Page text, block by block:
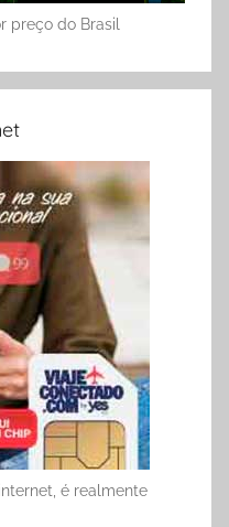
preço do Brasil
é realmente